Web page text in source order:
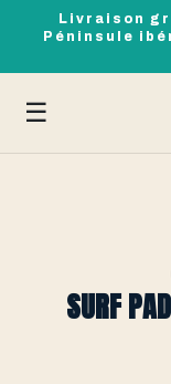
Livraison
Péninsule
☰
SURF